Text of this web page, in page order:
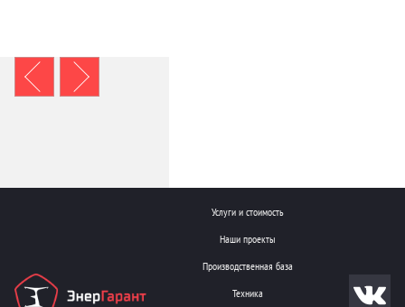
Услуги и стоимость
Наши проекты
Производственная база
Техника